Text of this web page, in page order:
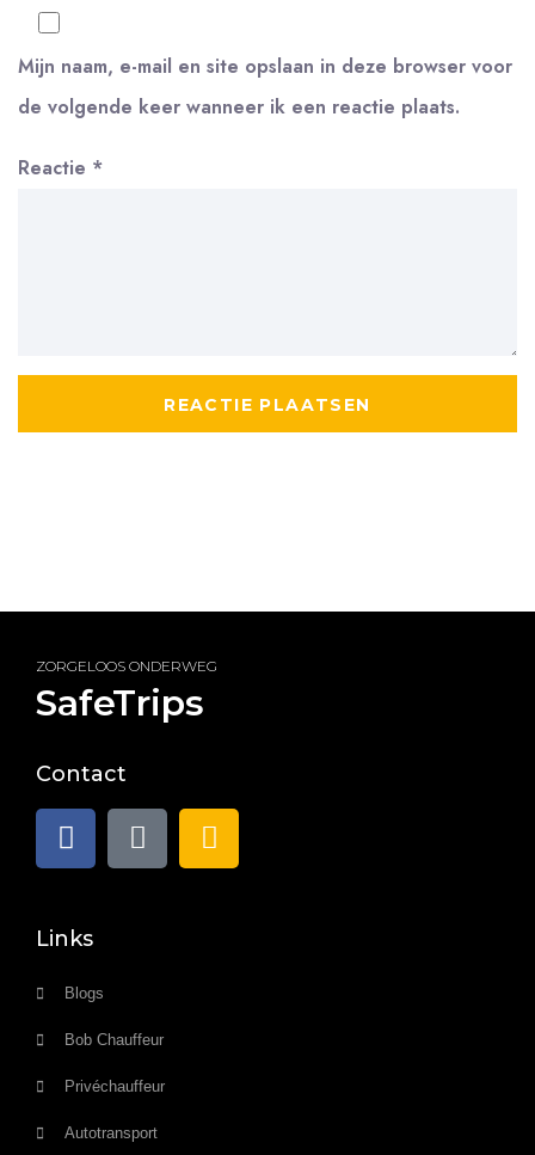
Mijn naam, e-mail en site opslaan in deze browser voor
de volgende keer wanneer ik een reactie plaats.
Reactie *
ZORGELOOS ONDERWEG
SafeTrips
Contact
Links
Blogs
Bob Chauffeur
Privéchauffeur
Autotransport